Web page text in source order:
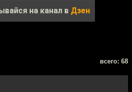
на канал в Дзен
всего: 68